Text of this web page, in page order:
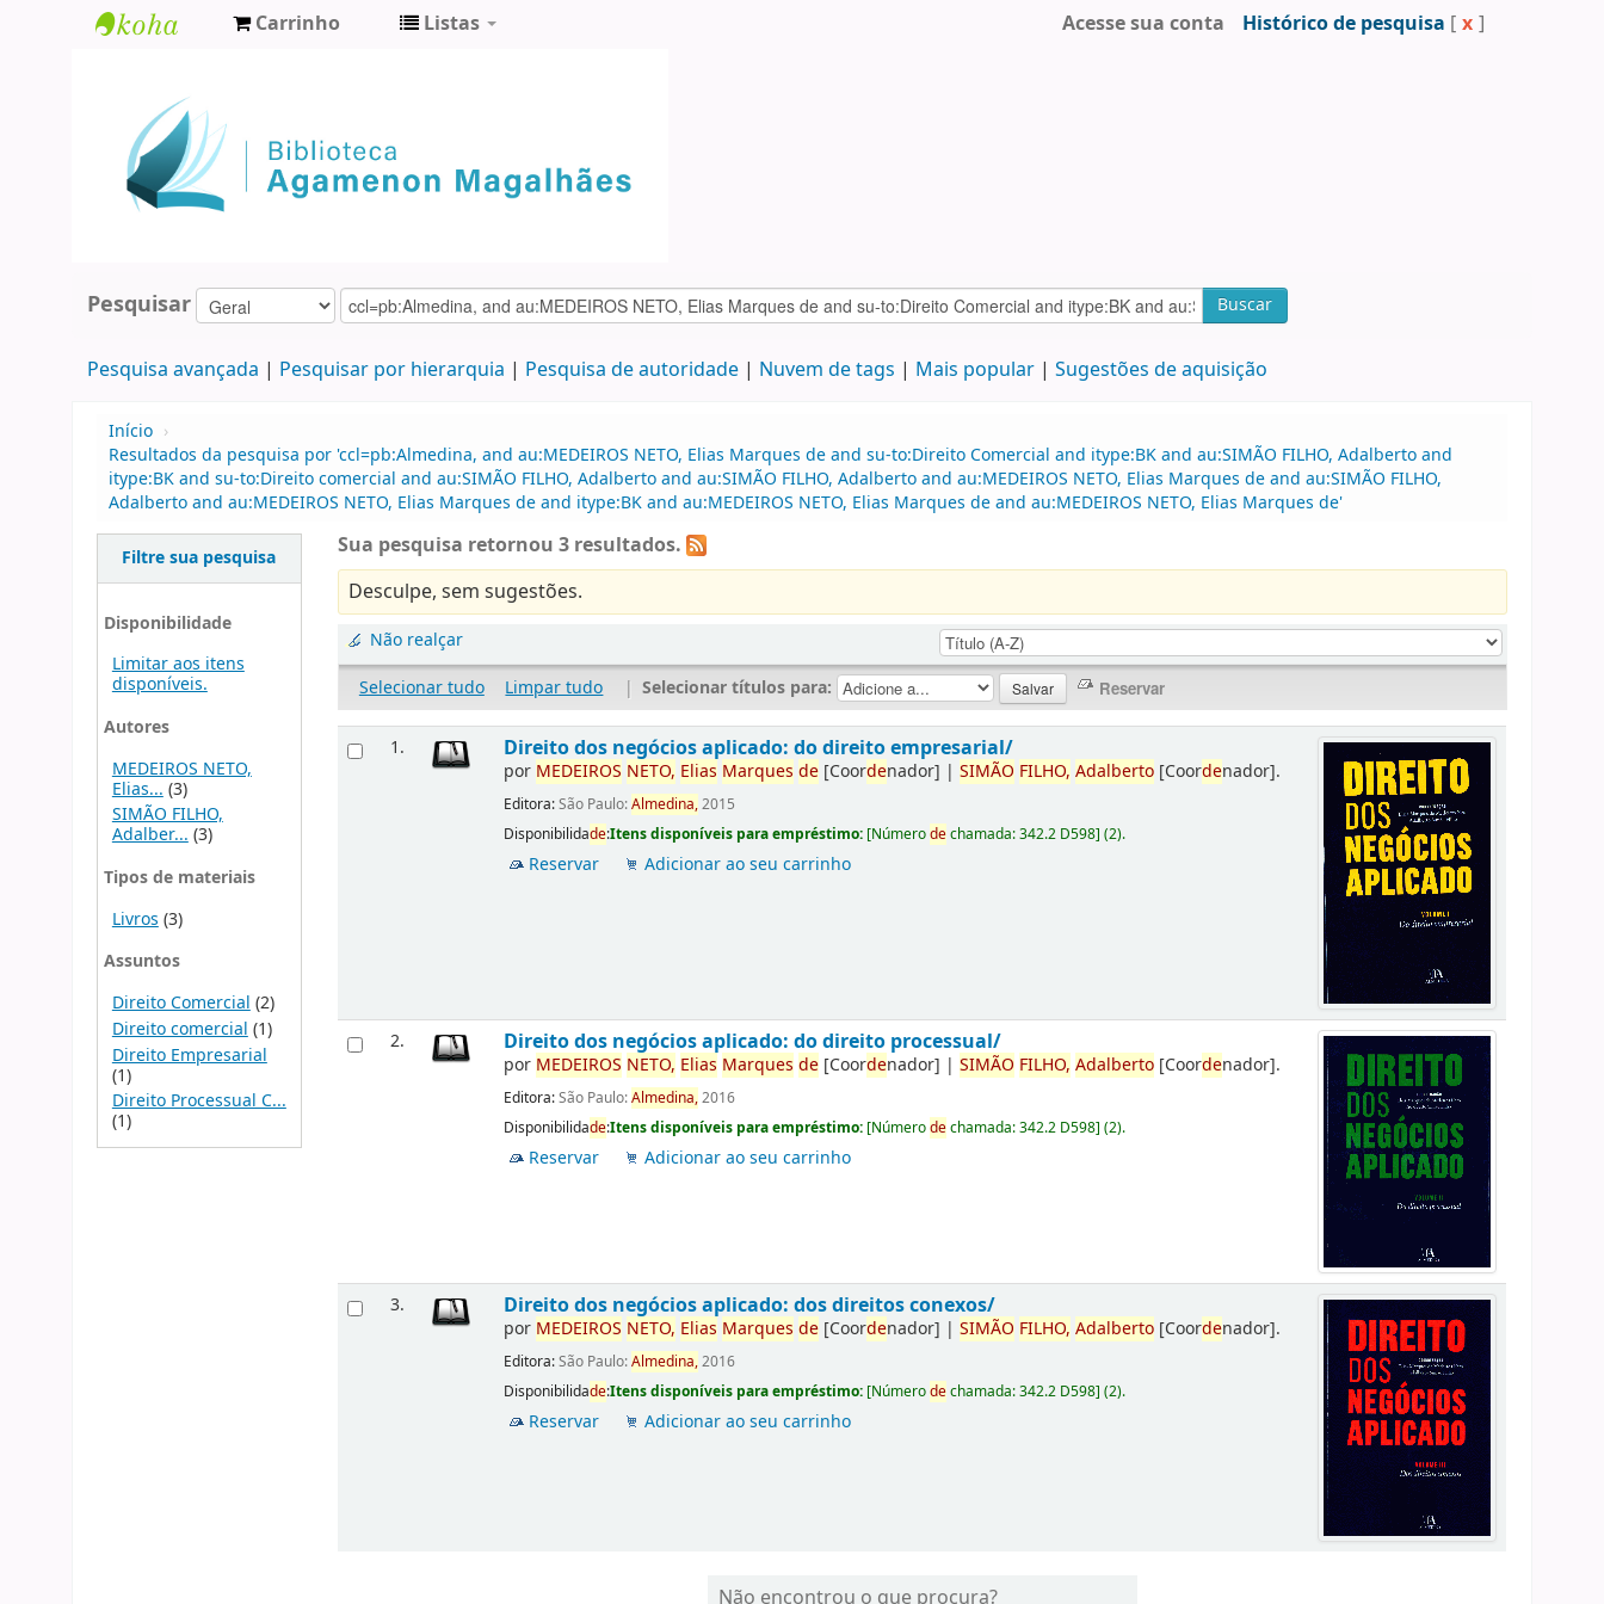
Agamenon
Magalhães
Carrinho Listas Acesse sua conta Histórico de pesquisa [ x ]
Pesquisar Buscar
Pesquisa avançada Pesquisar por hierarquia Pesquisa de autoridade Nuvem de tags Mais popular Sugestões de aquisição
Início ›
Resultados da pesquisa por 'ccl=pb:Almedina, and au:MEDEIROS NETO, Elias Marques de and su-to:Direito Comercial and itype:BK and au:SIMÃO FILHO, Adalberto and
itype:BK and su-to:Direito comercial and au:SIMÃO FILHO, Adalberto and au:SIMÃO FILHO, Adalberto and au:MEDEIROS NETO, Elias Marques de and au:SIMÃO FILHO,
Adalberto and au:MEDEIROS NETO, Elias Marques de and itype:BK and au:MEDEIROS NETO, Elias Marques de and au:MEDEIROS NETO, Elias Marques de'
Filtre sua pesquisa
Disponibilidade
Limitar aos itens
disponíveis.
Autores
MEDEIROS NETO,
Elias... (3)
SIMÃO FILHO,
Adalber...(3)
Tipos de materiais
Livros (3)
Assuntos
Direito Comercial (2)
Direito comercial (1)
Direito Empresarial
(1)
Direito Processual C...
(1)
Sua pesquisa retornou 3 resultados.
Desculpe, sem sugestões.
Não realçar
Selecionar tudo
Limpar tudo | Selecionar títulos para:
1. Direito dos negócios aplicado: do direito empresarial/
por MEDEIROS NETO, Elias Marques de [Coordenador] |SIMÃO FILHO, Adalberto [Coordenador].
Editora:São Paulo:Almedina,2015
Disponibilidade:Itens disponíveis para empréstimo: [Númerodechamada:342.2 D598](2).
Reservar Adicionar ao seu carrinho
2. Direito dos negócios aplicado: do direito processual/
por MEDEIROS NETO, Elias Marques de [Coordenador] |SIMÃO FILHO, Adalberto [Coordenador].
Editora:São Paulo:Almedina,2016
Disponibilidade:Itens disponíveis para empréstimo: [Númerodechamada:342.2 D598](2).
Reservar Adicionar ao seu carrinho
3. Direito dos negócios aplicado: dos direitos conexos/
por MEDEIROS NETO, Elias Marques de [Coordenador] |SIMÃO FILHO, Adalberto [Coordenador].
Editora:São Paulo:Almedina,2016
Disponibilidade:Itens disponíveis para empréstimo: [Númerodechamada:342.2 D598](2).
Reservar Adicionar ao seu carrinho